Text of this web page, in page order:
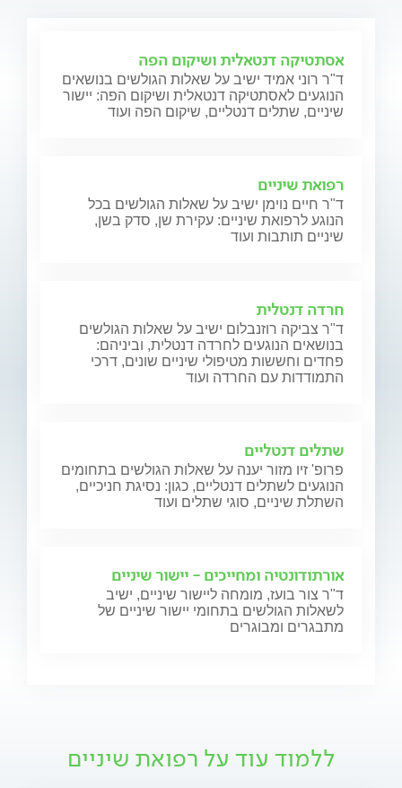
אסתטיקה דנטאלית ושיקום הפה
ד"ר רוני אמיד ישיב על שאלות הגולשים בנושאים
הנוגעים לאסתטיקה דנטאלית ושיקום הפה: יישור
שיניים, שתלים דנטליים, שיקום הפה ועוד
רפואת שיניים
ד"ר חיים נוימן ישיב על שאלות הגולשים בכל
הנוגע לרפואת שיניים: עקירת שן, סדק בשן,
שיניים תותבות ועוד
חרדה דנטלית
ד"ר צביקה רוזנבלום ישיב על שאלות הגולשים
בנושאים הנוגעים לחרדה דנטלית, וביניהם:
פחדים וחששות מטיפולי שיניים שונים, דרכי
התמודדות עם החרדה ועוד
שתלים דנטליים
פרופ' זיו מזור יענה על שאלות הגולשים בתחומים
הנוגעים לשתלים דנטליים, כגון: נסיגת חניכיים,
השתלת שיניים, סוגי שתלים ועוד
אורתודונטיה ומחייכים - יישור שיניים
ד"ר צור בועז, מומחה ליישור שיניים, ישיב
לשאלות הגולשים בתחומי יישור שיניים של
מתבגרים ומבוגרים
ללמוד עוד על רפואת שיניים